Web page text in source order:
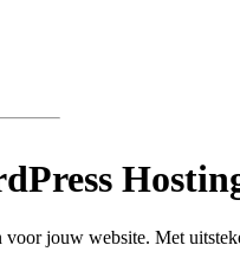
voor jouw website. Met